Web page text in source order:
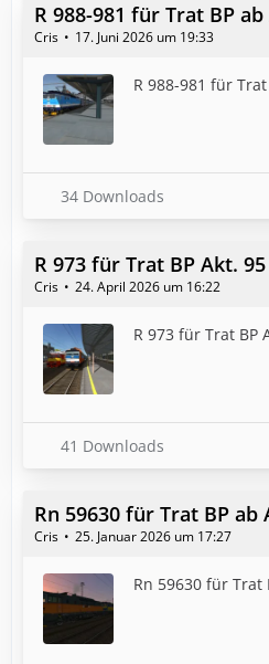
R 988-981 für Trat BP
Cris 17. Juni 2026 um 19:33
R 988-981 für
34 Downloads
R 973 für Trat BP Akt. 95
Cris 24. April 2026 um 16:22
R 973 für Trat BP
41 Downloads
Rn 59630 für Trat BP ab
Cris 25. Januar 2026 um 17:27
Rn 59630 für Trat